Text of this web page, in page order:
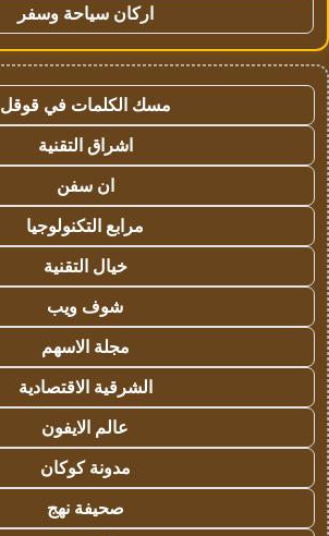
اركان سياحة وسفر
مسك الكلمات في قوقل
اشراق التقنية
ان سفن
مرابع التكنولوجيا
خيال التقنية
شوف ويب
مجلة الاسهم
الشرقية الاقتصادية
عالم الايفون
مدونة كوكان
صحيفة نهج